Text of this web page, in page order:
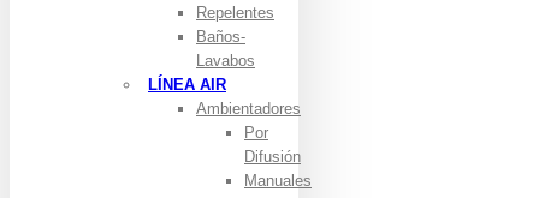
Repelentes
Baños-
Lavabos
LÍNEA AIR
Ambientadores
Por
Difusión
Manuales